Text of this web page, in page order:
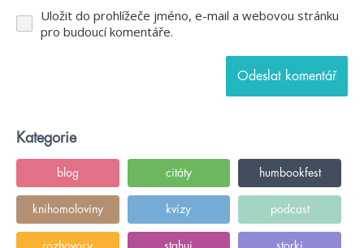
Uložit do prohlížeče jméno, e-mail a webovou stránku
pro budoucí komentáře.
Kategorie
blog citáty humbookfest
knihomoloviny kvízy podcast
rozhovory stahuj storki